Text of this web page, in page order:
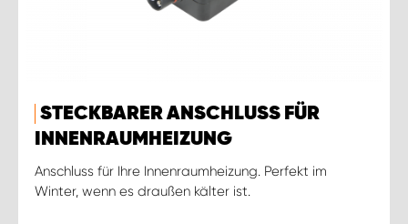
STECKBARER ANSCHLUSS FÜR
INNENRAUMHEIZUNG
Anschluss für Ihre Innenraumheizung. Perfekt im
Winter, wenn es draußen kälter ist.